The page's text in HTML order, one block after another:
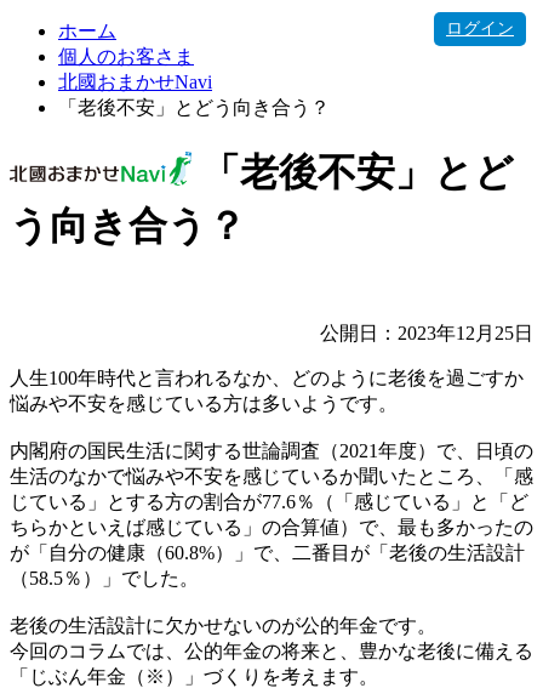
ログイン
ホーム
個人のお客さま
北國おまかせNavi
「老後不安」とどう向き合う？
「老後不安」とど
う向き合う？
公開日：2023年12月25日
人生100年時代と言われるなか、どのように老後を過ごすか
悩みや不安を感じている方は多いようです。
内閣府の国民生活に関する世論調査（2021年度）で、日頃の
生活のなかで悩みや不安を感じているか聞いたところ、「感
じている」とする方の割合が77.6％（「感じている」と「ど
ちらかといえば感じている」の合算値）で、最も多かったの
が「自分の健康（60.8%）」で、二番目が「老後の生活設計
（58.5％）」でした。
老後の生活設計に欠かせないのが公的年金です。
今回のコラムでは、公的年金の将来と、豊かな老後に備える
「じぶん年金（※）」づくりを考えます。